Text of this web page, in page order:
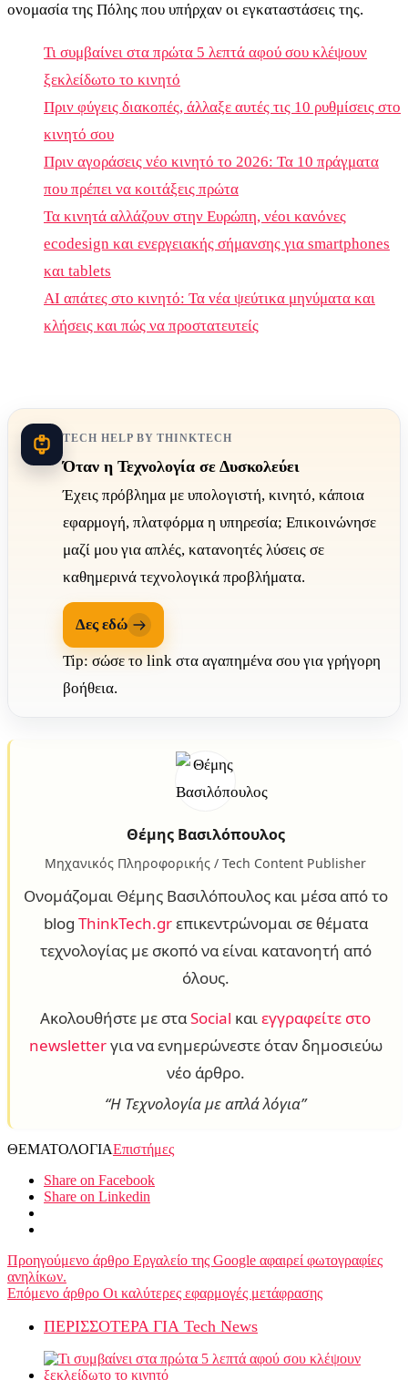
ονομασία της Πόλης που υπήρχαν οι εγκαταστάσεις της.
Τι συμβαίνει στα πρώτα 5 λεπτά αφού σου κλέψουν
ξεκλείδωτο το κινητό
Πριν φύγεις διακοπές, άλλαξε αυτές τις 10 ρυθμίσεις στο
κινητό σου
Πριν αγοράσεις νέο κινητό το 2026: Τα 10 πράγματα
που πρέπει να κοιτάξεις πρώτα
Τα κινητά αλλάζουν στην Ευρώπη, νέοι κανόνες
ecodesign και ενεργειακής σήμανσης για smartphones
και tablets
AI απάτες στο κινητό: Τα νέα ψεύτικα μηνύματα και
κλήσεις και πώς να προστατευτείς
TECH HELP BY THINKTECH
Όταν η Τεχνολογία σε Δυσκολεύει
Έχεις πρόβλημα με υπολογιστή, κινητό, κάποια
εφαρμογή, πλατφόρμα η υπηρεσία; Επικοινώνησε
μαζί μου για απλές, κατανοητές λύσεις σε
καθημερινά τεχνολογικά προβλήματα.
Δες εδώ
Tip: σώσε το link στα αγαπημένα σου για γρήγορη
βοήθεια.
Θέμης Βασιλόπουλος
Μηχανικός Πληροφορικής / Tech Content Publisher
Ονομάζομαι Θέμης Βασιλόπουλος και μέσα από το
blog ThinkTech.grεπικεντρώνομαι σε θέματα
τεχνολογίας με σκοπό να είναι κατανοητή από
όλους.
Ακολουθήστε με σταSocial καιεγγραφείτε στο
newsletterγια να ενημερώνεστε όταν δημοσιεύω
νέο άρθρο.
“Η Τεχνολογία με απλά λόγια”
ΘΕΜΑΤΟΛΟΓΙΑΕπιστήμες
Share on Facebook
Share on Linkedin
Προηγούμενο άρθρο Εργαλείο της Google αφαιρεί φωτογραφίες
ανηλίκων.
Επόμενο άρθρο Οι καλύτερες εφαρμογές μετάφρασης
ΠΕΡΙΣΣΟΤΕΡΑ ΓΙΑ Tech News